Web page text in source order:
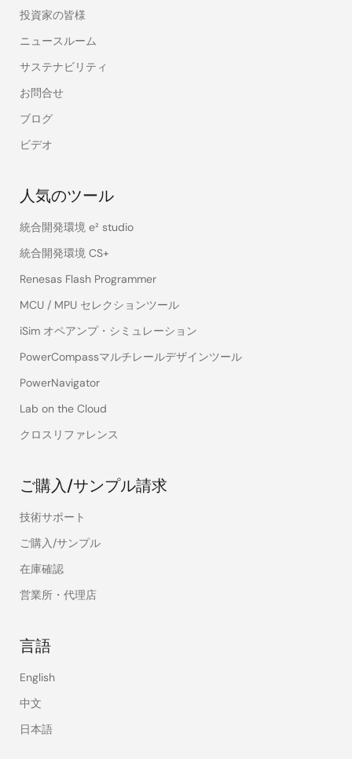
投資家の皆様
ニュースルーム
サステナビリティ
お問合せ
ブログ
ビデオ
人気のツール
統合開発環境 e² studio
統合開発環境 CS+
Renesas Flash Programmer
MCU / MPU セレクションツール
iSim オペアンプ・シミュレーション
PowerCompassマルチレールデザインツール
PowerNavigator
Lab on the Cloud
クロスリファレンス
ご購入/サンプル請求
技術サポート
ご購入/サンプル
在庫確認
営業所・代理店
言語
English
中文
日本語